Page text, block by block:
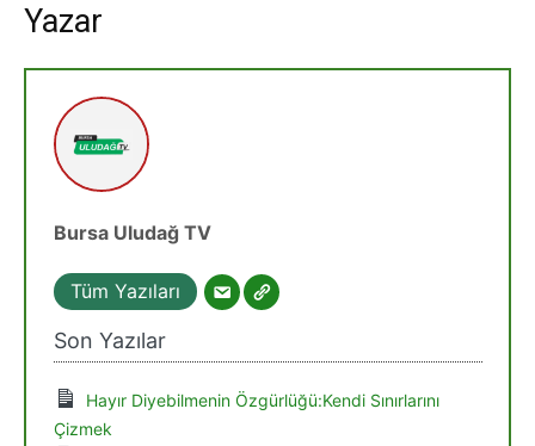
Yazar
Bursa Uludağ TV
Tüm Yazıları
Son Yazılar
Hayır Diyebilmenin Özgürlüğü:Kendi Sınırlarını
Çizmek